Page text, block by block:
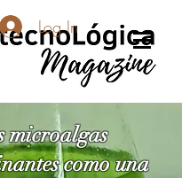
Log In
microalgas
como una